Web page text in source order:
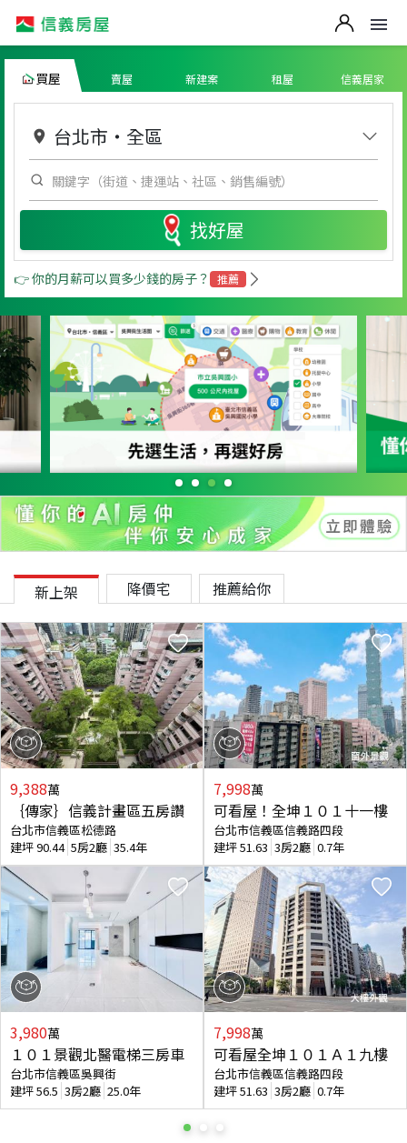
買屋 賣屋 新建案 租屋 信義居家
台北市 ・ 全區
找好屋
👉 你的月薪可以買多少錢的房子？ 推薦
新上架 降價宅 推薦給你
9,388萬
｛傳家｝信義計畫區五房讚
台北市信義區松德路
建坪90.44 5房2廳 35.4年
3,980萬
１０１景觀北醫電梯三房車
台北市信義區吳興街
建坪56.5 3房2廳 25.0年
7,998萬
可看屋！全坤１０１十一樓
台北市信義區信義路四段
建坪51.63 3房2廳 0.7年
7,998萬
可看屋全坤１０１Ａ１九樓
台北市信義區信義路四段
建坪51.63 3房2廳 0.7年